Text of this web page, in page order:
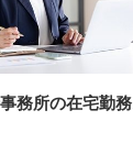
務所の在宅勤